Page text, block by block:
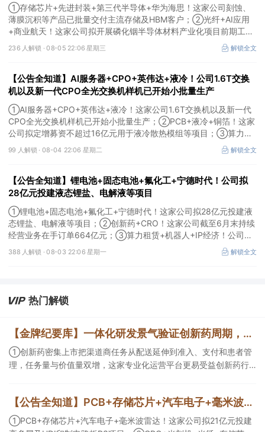
①存储芯片+先进封装+第三代半导体+华为海思！这家公司刻蚀、
薄膜沉积等产品已批量交付主流存储及HBM客户；②光纤+AI应用
+商业航天！这家公司拟开展磷化铟半导体材料产业化项目前期工
作；③MLCC+光模块+商业航天+军工！公司拟定增募资不超3亿元
用于MLCC相关项目。
236 人解锁 ·08-05 22:06 星期三 解锁全文
【公告全知道】AI服务器+CPO+英伟达+液冷！公司1.6T交换
机以及新一代CPO全光交换机样机已开始小批量生产
①AI服务器+CPO+英伟达+液冷！这家公司1.6T交换机以及新一代
CPO全光交换机样机已开始小批量生产；②PCB+液冷+铜箔！这家
公司拟定增募资不超过16亿元用于液冷散热模组等项目；③算力
+云计算+华为鲲鹏！公司签署超46亿元算力服务合同。
99 人解锁 · 08-04 22:06 星期二 解锁全文
【公告全知道】锂电池+固态电池+氟化工+宁德时代！公司拟
28亿元投建液态锂盐、电解液等项目
①锂电池+固态电池+氟化工+宁德时代！这家公司拟28亿元投建液
态锂盐、电解液等项目；②创新药+CRO！这家公司截至6月末持续
经营业务在手订单664亿元；③算力租赁+机器人+IP经济！公司签
署32亿元算力服务合同。
388 人解锁 ·08-03 22:06 星期一 解锁全文
热门解锁
【金牌纪要库】一体化研发景气验证创新药周期，商业渠道与AI科研设备同步扩容
①创新药密集上市把渠道商任务从配送延伸到准入、支付和患者管
理，任务量与价值量双增，这家专业化运营平台更易受益创新药行
研发会带动数据生产与分析设备、生物工艺与制药装备等需求，管
线推进后这一类企业会随产业节奏随后受益。
【公告全知道】PCB+存储芯片+汽车电子+毫米波雷达！公司拟21亿元投建高多层及HDI印制电路板P3项目
①PCB+存储芯片+汽车电子+毫米波雷达！这家公司拟21亿元投建